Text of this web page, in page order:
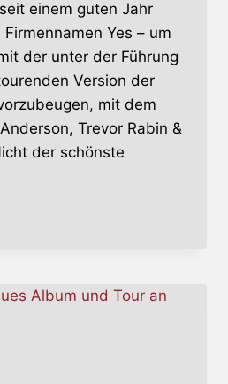
einem guten Jahr
Yes – um
der unter der Führung
Version der
mit dem
Trevor Rabin &
der schönste